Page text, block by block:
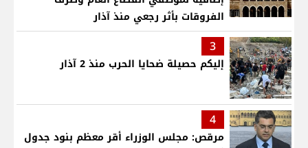
الفروقات بأثر رجعي منذ آذار
3
إليكم حصيلة ضحايا الحرب منذ 2 آذار
4
مرقص: مجلس الوزراء أقر معظم بنود جدول